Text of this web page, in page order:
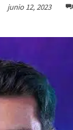
junio 12, 2023